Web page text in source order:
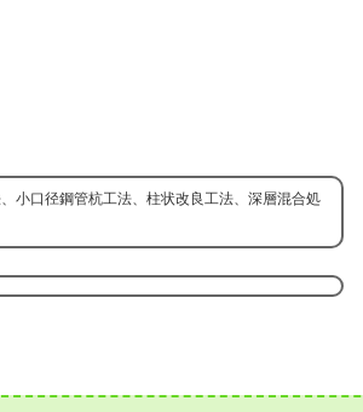
小口径鋼管杭工法、柱状改良工法、深層混合処